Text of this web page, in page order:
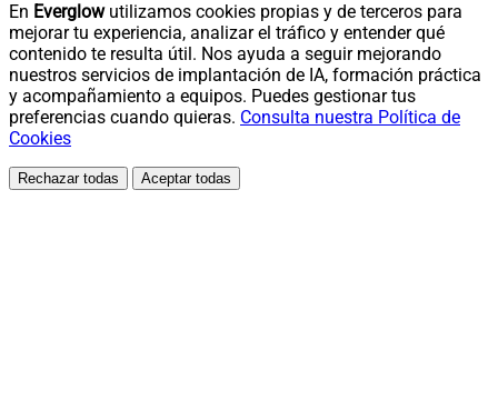
En Everglowutilizamos cookies propias y de terceros para
mejorar tu experiencia, analizar el tráfico y entender qué
contenido te resulta útil. Nos ayuda a seguir mejorando
nuestros servicios de implantación de IA, formación práctica
y acompañamiento a equipos. Puedes gestionar tus
preferencias cuando quieras. Consulta nuestra Política de
Cookies
Rechazar todas Aceptar todas